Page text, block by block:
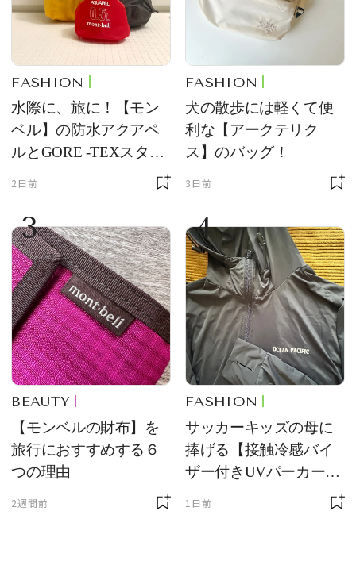
FASHION
水際に、旅に！【モン
ベル】の防水アクアペ
ルとGORE -TEXスタッ
フバッグが優秀すぎる
2日前
FASHION
犬の散歩には軽くて便
利な【アークテリク
ス】のバッグ！
3日前
3
BEAUTY
【モンベルの財布】を
旅行におすすめする６
つの理由
2週間前
4
FASHION
サッカーキッズの母に
捧げる【接触冷感バイ
ザー付きUVパーカー】
1日前